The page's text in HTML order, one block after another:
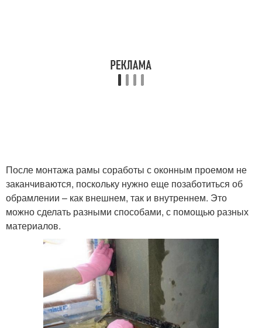
Откосы из пвх-панелей
Внутренние откосы Откосы на окнах
Оконные откосы
После монтажа рамы соработы с оконным проемом не
заканчиваются, поскольку нужно еще позаботиться об
обрамлении – как внешнем, так и внутреннем. Это
можно сделать разными способами, с помощью разных
материалов.